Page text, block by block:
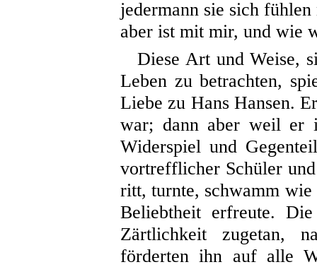
jedermann sie sich
aber ist mit mir, und wie
Diese Art und Weise,
Leben zu betrachten,
Liebe zu Hans Hansen.
war; dann aber weil er
Widerspiel und
vortrefflicher Schüler
ritt, turnte, schwamm
Beliebtheit erfreute.
Zärtlichkeit zugetan,
förderten ihn auf alle